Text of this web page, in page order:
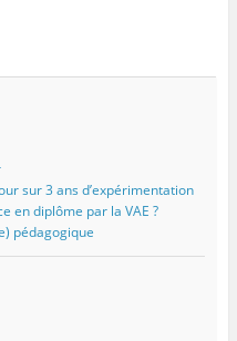
sur 3 ans d’expérimentation
en diplôme par la VAE ?
pédagogique